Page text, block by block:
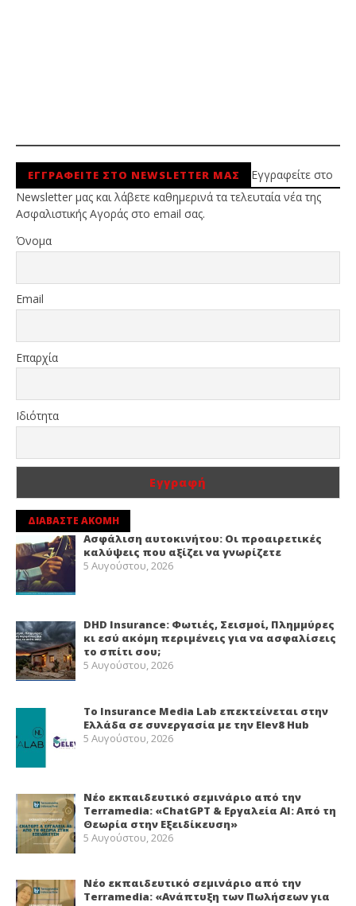
ΕΓΓΡΑΦΕΙΤΕ ΣΤΟ NEWSLETTER ΜΑΣ
Εγγραφείτε στο
Newsletter μας και λάβετε καθημερινά τα τελευταία νέα της
Ασφαλιστικής Αγοράς στο email σας.
Όνομα
Email
Επαρχία
Ιδιότητα
ΔΙΑΒΑΣΤΕ ΑΚΟΜΗ
Ασφάλιση αυτοκινήτου: Οι προαιρετικές
καλύψεις που αξίζει να γνωρίζετε
5 Αυγούστου, 2026
DHD Insurance: Φωτιές, Σεισμοί, Πλημμύρες
κι εσύ ακόμη περιμένεις για να ασφαλίσεις
το σπίτι σου;
5 Αυγούστου, 2026
Το Insurance Media Lab επεκτείνεται στην
Ελλάδα σε συνεργασία με την Elev8 Hub
5 Αυγούστου, 2026
Νέο εκπαιδευτικό σεμινάριο από την
Terramedia: «ChatGPT & Εργαλεία ΑΙ: Από τη
Θεωρία στην Εξειδίκευση»
5 Αυγούστου, 2026
Νέο εκπαιδευτικό σεμινάριο από την
Terramedia: «Ανάπτυξη των Πωλήσεων για